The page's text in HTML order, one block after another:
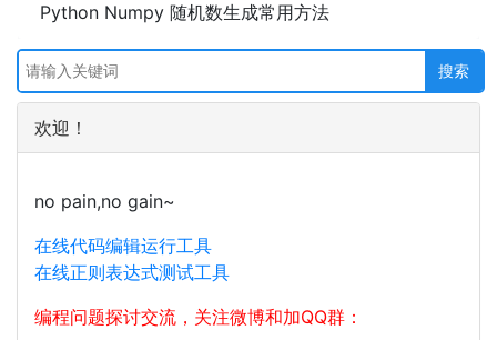
Python Numpy 随机数生成常用方法
欢迎！
no pain,no gain~
在线代码编辑运行工具
在线正则表达式测试工具
编程问题探讨交流，关注微博和加QQ群：